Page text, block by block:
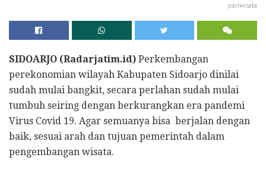
pariwisata
SIDOARJO (Radarjatim.id) Perkembangan
perekonomian wilayah Kabupaten Sidoarjo dinilai
sudah mulai bangkit, secara perlahan sudah mulai
tumbuh seiring dengan berkurangkan era pandemi
Virus Covid 19. Agar semuanya bisa berjalan dengan
baik, sesuai arah dan tujuan pemerintah dalam
pengembangan wisata.